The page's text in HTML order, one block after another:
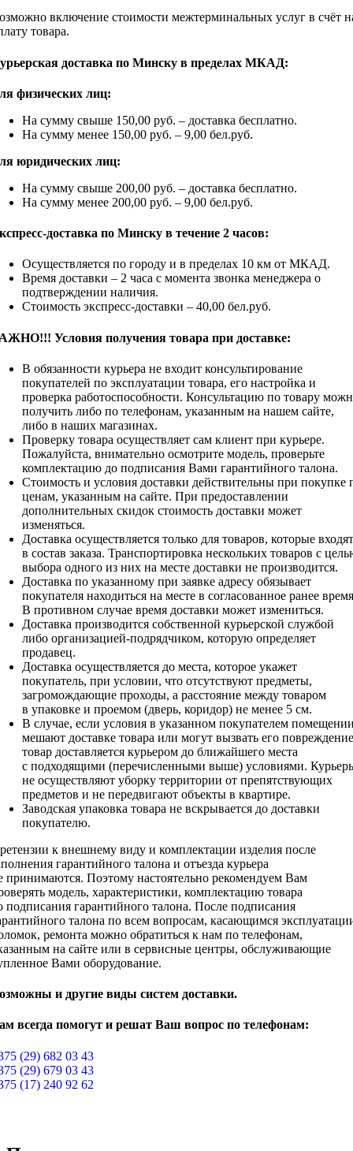
включение стоимости межтерминальных услуг в счёт
товара.
доставка по Минску в пределах МКАД:
физических лиц:
На сумму свыше 150,00 руб. – доставка бесплатно.
На сумму менее 150,00 руб. – 9,00 бел.руб.
юридических лиц:
На сумму свыше 200,00 руб. – доставка бесплатно.
На сумму менее 200,00 руб. – 9,00 бел.руб.
доставка по Минску в течение 2 часов:
Осуществляется по городу и в пределах 10 км от МКАД.
Время доставки – 2 часа с момента звонка менеджера о
подтверждении наличия.
Стоимость экспресс-доставки – 40,00 бел.руб.
Условия получения товара при доставке:
В обязанности курьера не входит консультирование
покупателей по эксплуатации товара, его настройка и
проверка работоспособности. Консультацию по товару
получить либо по телефонам, указанным на нашем сайте,
либо в наших магазинах.
Проверку товара осуществляет сам клиент при курьере.
Пожалуйста, внимательно осмотрите модель, проверьте
комплектацию до подписания Вами гарантийного талона.
Стоимость и условия доставки действительны при покупке
ценам, указанным на сайте. При предоставлении
дополнительных скидок стоимость доставки может
изменяться.
Доставка осуществляется только для товаров, которые входят
в состав заказа. Транспортировка нескольких товаров с
выбора одного из них на месте доставки не производится.
Доставка по указанному при заявке адресу обязывает
покупателя находиться на месте в согласованное ранее
В противном случае время доставки может измениться.
Доставка производится собственной курьерской службой
либо организацией-подрядчиком, которую определяет
продавец.
Доставка осуществляется до места, которое укажет
покупатель, при условии, что отсутствуют предметы,
загромождающие проходы, а расстояние между товаром
в упаковке и проемом (дверь, коридор) не менее 5 см.
В случае, если условия в указанном покупателем
мешают доставке товара или могут вызвать его
товар доставляется курьером до ближайшего места
с подходящими (перечисленными выше) условиями.
не осуществляют уборку территории от препятствующих
предметов и не передвигают объекты в квартире.
Заводская упаковка товара не вскрывается до доставки
покупателю.
к внешнему виду и комплектации изделия после
гарантийного талона и отъезда курьера
принимаются. Поэтому настоятельно рекомендуем Вам
модель, характеристики, комплектацию товара
подписания гарантийного талона. После подписания
талона по всем вопросам, касающимся
ремонта можно обратиться к нам по телефонам,
на сайте или в сервисные центры, обслуживающие
Вами оборудование.
и другие виды систем доставки.
всегда помогут и решат Ваш вопрос по телефонам:
(29) 682 03 43
(29) 679 03 43
(17) 240 92 62